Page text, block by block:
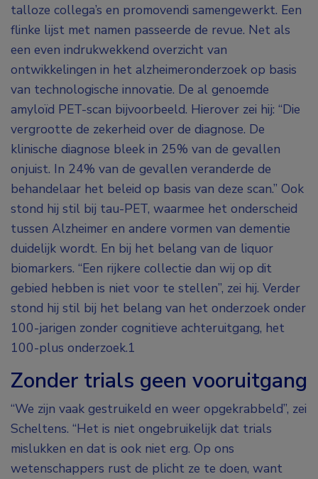
talloze collega’s en promovendi samengewerkt. Een
flinke lijst met namen passeerde de revue. Net als
een even indrukwekkend overzicht van
ontwikkelingen in het alzheimeronderzoek op basis
van technologische innovatie. De al genoemde
amyloïd PET-scan bijvoorbeeld. Hierover zei hij: “Die
vergrootte de zekerheid over de diagnose. De
klinische diagnose bleek in 25% van de gevallen
onjuist. In 24% van de gevallen veranderde de
behandelaar het beleid op basis van deze scan.” Ook
stond hij stil bij tau-PET, waarmee het onderscheid
tussen Alzheimer en andere vormen van dementie
duidelijk wordt. En bij het belang van de liquor
biomarkers. “Een rijkere collectie dan wij op dit
gebied hebben is niet voor te stellen”, zei hij. Verder
stond hij stil bij het belang van het onderzoek onder
100-jarigen zonder cognitieve achteruitgang, het
100-plus onderzoek.1
Zonder trials geen vooruitgang
“We zijn vaak gestruikeld en weer opgekrabbeld”, zei
Scheltens. “Het is niet ongebruikelijk dat trials
mislukken en dat is ook niet erg. Op ons
wetenschappers rust de plicht ze te doen, want